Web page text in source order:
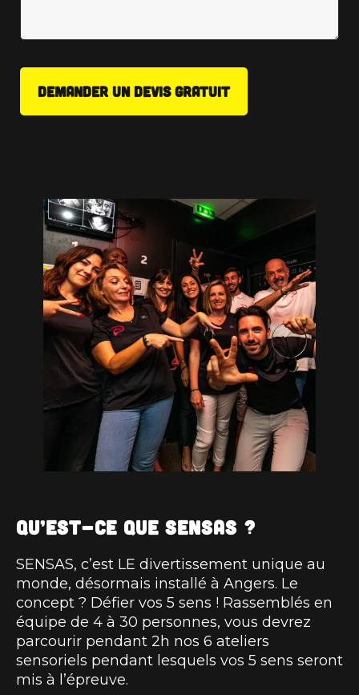
Qu’est-ce que SENSAS ?
SENSAS, c’est LE divertissement unique au
monde, désormais installé à Angers. Le
concept ? Défier vos 5 sens ! Rassemblés en
équipe de 4 à 30 personnes, vous devrez
parcourir pendant 2h nos 6 ateliers
sensoriels pendant lesquels vos 5 sens seront
mis à l’épreuve.